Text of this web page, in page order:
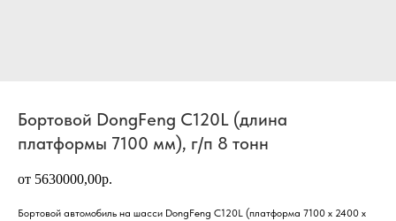
Бортовой DongFeng C120L (длина
платформы 7100 мм), г/п 8 тонн
от 5630000,00р.
Бортовой автомобиль на шасси DongFeng C120L (платформа 7100 х 2400 х